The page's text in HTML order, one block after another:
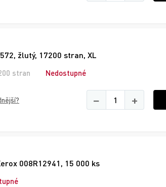
žlutý, 17200 stran, XL
stran Nedostupné
− +
008R12941, 15 000 ks